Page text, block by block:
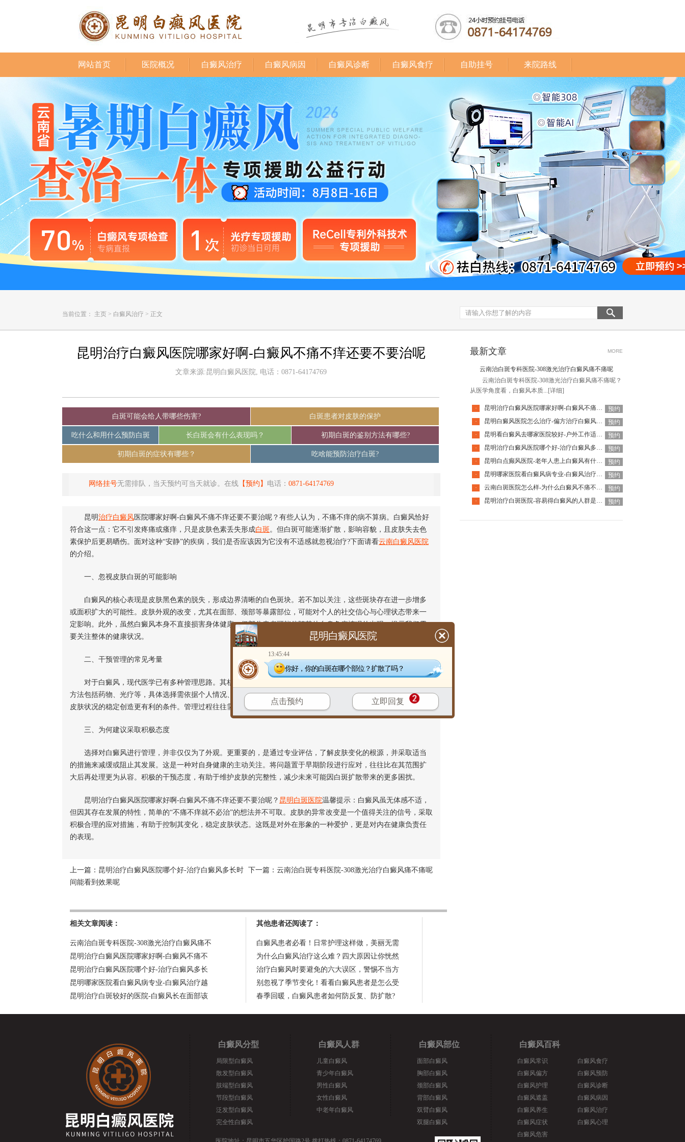
网站首页 医院概况 白癜风治疗 白癜风病因 白癜风诊断 白癜风食疗 自助挂号 来院路线
当前位置： 主页 > 白癜风治疗 > 正文
昆明治疗白癜风医院哪家好啊-白癜风不痛不痒还要不要治呢
文章来源:昆明白癜风医院, 电话：0871-64174769
白斑可能会给人带哪些伤害? 白斑患者对皮肤的保护
吃什么和用什么预防白斑 长白斑会有什么表现吗？ 初期白斑的鉴别方法有哪些?
初期白斑的症状有哪些？ 吃啥能预防治疗白斑?
网络挂号无需排队，当天预约可当天就诊。在线 【预约】 电话： 0871-64174769
昆明治疗白癜风 医院哪家好啊-白癜风不痛不痒还要不要治呢？有些人认为，不痛不痒的病不算病。白癜风恰好
符合这一点：它不引发疼痛或瘙痒，只是皮肤色素丢失形成白斑。但白斑可能逐渐扩散，影响容貌，且皮肤失去色
素保护后更易晒伤。面对这种“安静”的疾病，我们是否应该因为它没有不适感就忽视治疗?下面请看云南白癜风医院
的介绍。
一、忽视皮肤白斑的可能影响
白癜风的核心表现是皮肤黑色素的脱失，形成边界清晰的白色斑块。若不加以关注，这些斑块存在进一步增多
或面积扩大的可能性。皮肤外观的改变，尤其在面部、颈部等暴露部位，可能对个人的社交信心与心理状态带来一
定影响。此外，虽然白癜风本身不直接损害身体健康，但部分患者可能伴随其他自身免疫情况的出现，提示我们需
要关注整体的健康状况。
二、干预管理的常见考量
对于白癜风，现代医学已有多种管理思路。其核心目标通常在于控制白斑的扩散，并促进色素的恢复。常见的
方法包括药物、光疗等，具体选择需依据个人情况、白斑部位及范围来综合决定。及早进行咨询与评估，有助于为
皮肤状况的稳定创造更有利的条件。管理过程往往需要耐心，效果也因人而异，但积极的态度有助于更好地应对。
三、为何建议采取积极态度
选择对白癜风进行管理，并非仅仅为了外观。更重要的，是通过专业评估，了解皮肤变化的根源，并采取适当
的措施来减缓或阻止其发展。这是一种对自身健康的主动关注。将问题置于早期阶段进行应对，往往比在其范围扩
大后再处理更为从容。积极的干预态度，有助于维护皮肤的完整性，减少未来可能因白斑扩散带来的更多困扰。
昆明治疗白癜风医院哪家好啊-白癜风不痛不痒还要不要治呢？ 昆明白斑医院温馨提示：白癜风虽无体感不适，
但因其存在发展的特性，简单的“不痛不痒就不必治”的想法并不可取。皮肤的异常改变是一个值得关注的信号，采取
积极合理的应对措施，有助于控制其变化，稳定皮肤状态。这既是对外在形象的一种爱护，更是对内在健康负责任
的表现。
上一篇： 昆明治疗白癜风医院哪个好-治疗白癜风多长时
间能看到效果呢
下一篇： 云南治白斑专科医院-308激光治疗白癜风痛不痛呢
相关文章阅读：
云南治白斑专科医院-308激光治疗白癜风痛不
昆明治疗白癜风医院哪家好啊-白癜风不痛不
昆明治疗白癜风医院哪个好-治疗白癜风多长
昆明哪家医院看白癜风病专业-白癜风治疗越
昆明治疗白斑较好的医院-白癜风长在面部该
其他患者还阅读了：
白癜风患者必看！日常护理这样做，美丽无需
为什么白癜风治疗这么难？四大原因让你恍然
治疗白癜风时要避免的六大误区，警惕不当方
别忽视了季节变化！看看白癜风患者是怎么受
春季回暖，白癜风患者如何防反复、防扩散?
最新文章 MORE
云南治白斑专科医院-308激光治疗白癜风痛不痛呢
云南治白斑专科医院-308激光治疗白癜风痛不痛呢？
从医学角度看，白癜风本质... [详细]
· 昆明治疗白癜风医院哪家好啊-白癜风不痛不痒还要不要治呢
预约
·
昆明白癜风医院怎么治疗-偏方治疗白癜风会有哪些风险
预约
·
昆明看白癜风去哪家医院较好-户外工作适合白癜风患者吗
预约
·
昆明治疗白癜风医院哪个好-治疗白癜风多长时间能看到效果呢
预约
·
昆明白点癫风医院-老年人患上白癜风有什么特点呢
预约
·
昆明哪家医院看白癜风病专业-白癜风治疗越早恢复越快吗
预约
·
云南白斑医院怎么样-为什么白癜风不痛不痒却难治
预约
·
昆明治疗白斑医院-容易得白癜风的人群是哪些 预约
白癜风分型
局限型白癜风
散发型白癜风
肢端型白癜风
节段型白癜风
泛发型白癜风
完全性白癜风
白癜风人群
儿童白癜风
青少年白癜风
男性白癜风
女性白癜风
中老年白癜风
白癜风部位
面部白癜风
胸部白癜风
颈部白癜风
背部白癜风
双臂白癜风
双腿白癜风
白癜风百科
白癜风常识
白癜风偏方
白癜风护理
白癜风遮盖
白癜风养生
白癜风症状
白癜风危害
白癜风食疗
白癜风预防
白癜风诊断
白癜风病因
白癜风治疗
白癜风心理
昆明白癜风医院
13:45:44
你好，你的白斑在哪个部位？扩散了吗？
点击预约 立即回复